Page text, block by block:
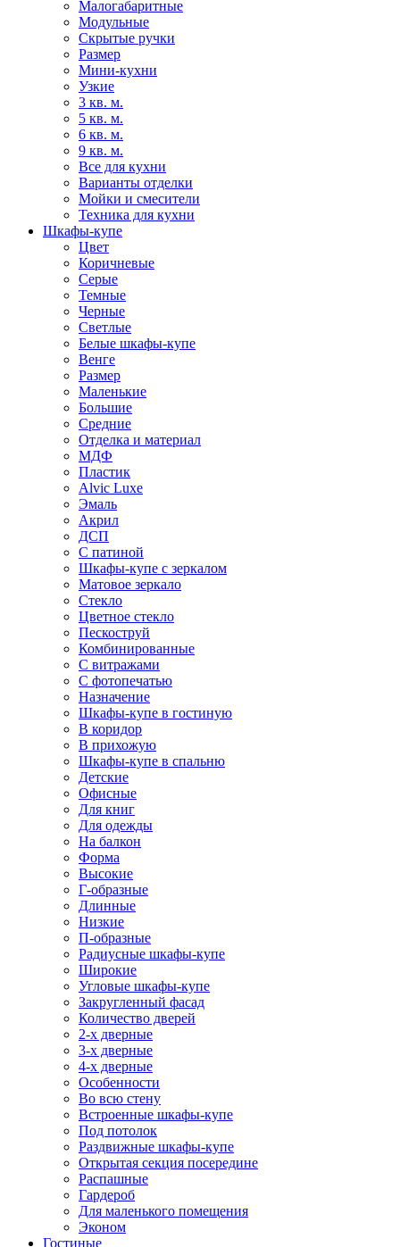
Малогабаритные
Модульные
Скрытые ручки
Размер
Мини-кухни
Узкие
3 кв. м.
5 кв. м.
6 кв. м.
9 кв. м.
Все для кухни
Варианты отделки
Мойки и смесители
Техника для кухни
Шкафы-купе
Цвет
Коричневые
Серые
Темные
Черные
Светлые
Белые шкафы-купе
Венге
Размер
Маленькие
Большие
Средние
Отделка и материал
МДФ
Пластик
Alvic Luxe
Эмаль
Акрил
ДСП
С патиной
Шкафы-купе с зеркалом
Матовое зеркало
Стекло
Цветное стекло
Пескоструй
Комбинированные
С витражами
С фотопечатью
Назначение
Шкафы-купе в гостиную
В коридор
В прихожую
Шкафы-купе в спальню
Детские
Офисные
Для книг
Для одежды
На балкон
Форма
Высокие
Г-образные
Длинные
Низкие
П-образные
Радиусные шкафы-купе
Широкие
Угловые шкафы-купе
Закругленный фасад
Количество дверей
2-х дверные
3-х дверные
4-х дверные
Особенности
Во всю стену
Встроенные шкафы-купе
Под потолок
Раздвижные шкафы-купе
Открытая секция посередине
Распашные
Гардероб
Для маленького помещения
Эконом
Гостиные